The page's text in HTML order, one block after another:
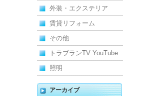
管
外装・エクステリア
賃貸リフォーム
その他
トラブランTV YouTube
照明
アーカイブ